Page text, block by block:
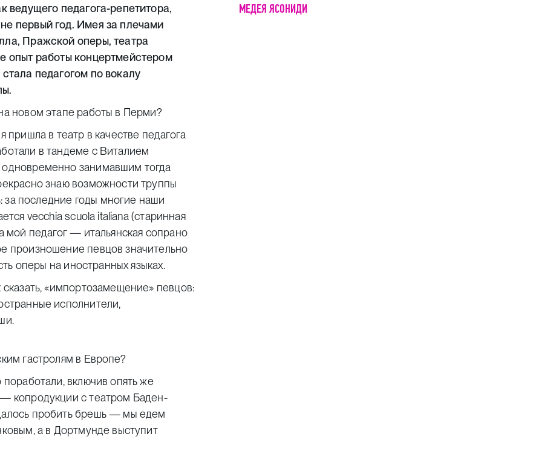
ведущего педагога-репетитора,
первый год. Имея за плечами
Пражской оперы, театра
опыт работы концертмейстером
педагогом по вокалу
новом этапе работы в Перми?
в театр в качестве педагога
в тандеме с Виталием
занимавшим тогда
знаю возможности труппы
за последние годы многие наши
vecchia scuola italiana (старинная
мой педагог — итальянская сопрано
произношение певцов значительно
оперы на иностранных языках.
«импортозамещение» певцов:
исполнители,
гастролям в Европе?
включив опять же
копродукции с театром Баден-
пробить брешь — мы едем
а в Дортмунде выступит
МЕДЕЯ ЯСОНИДИ